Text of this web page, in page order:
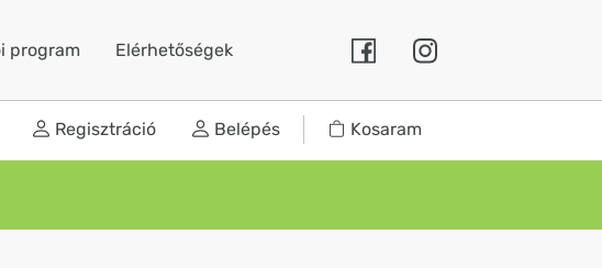
program Elérhetőségek
Regisztráció Belépés Kosaram